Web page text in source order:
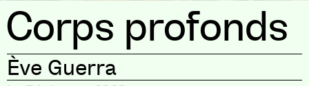
Corps profonds
Ève Guerra